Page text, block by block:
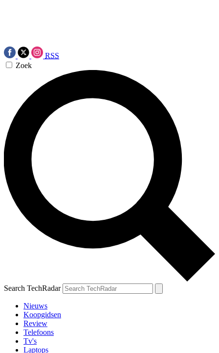
RSS
Zoek
Search TechRadar
Nieuws
Koopgidsen
Review
Telefoons
Tv's
Laptops